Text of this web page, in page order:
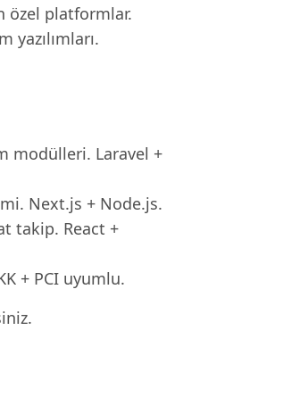
özel platformlar.
yazılımları.
modülleri. Laravel +
Next.js + Node.js.
takip. React +
+ PCI uyumlu.